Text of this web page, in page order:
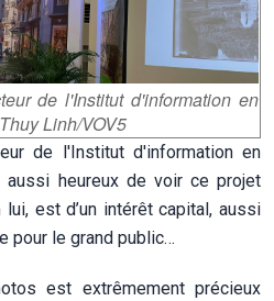
de l'Institut d'information en
Thuy Linh/VOV5
de l'Institut d'information en
heureux de voir ce projet
est d’un intérêt capital, aussi
pour le grand public…
est extrêmement précieux